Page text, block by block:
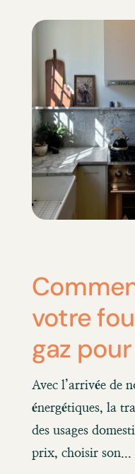
votre
gaz
Avec l’arrivée de
énergétiques, la
des usages
prix, choisir son...